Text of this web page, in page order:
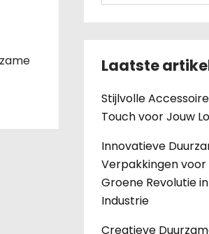
Laatste
Stijlvolle
Touch voor Jouw
Innovatieve
Verpakkingen voor
Groene Revolutie
Industrie
Creatieve